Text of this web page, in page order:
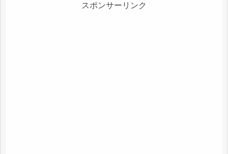
スポンサーリンク